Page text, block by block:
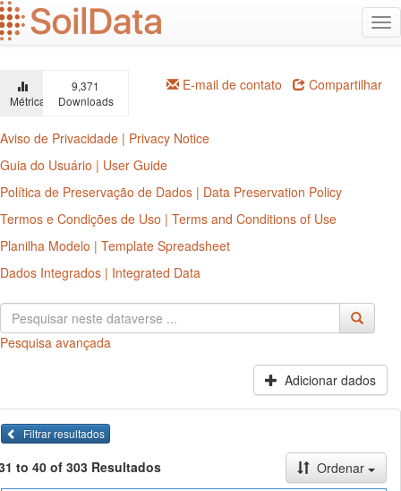
Ir
para
o
principal
Métricas
9,371
Downloads
E-mail de contato Compartilhar
Aviso de Privacidade | Privacy Notice
Guia do Usuário | User Guide
Política de Preservação de Dados | Data Preservation Policy
Termos e Condições de Uso | Terms and Conditions of Use
Planilha Modelo | Template Spreadsheet
Dados Integrados | Integrated Data
Pesquisa avançada
Adicionar dados
Filtrar resultados
to 40 of 303 Resultados
Ordenar